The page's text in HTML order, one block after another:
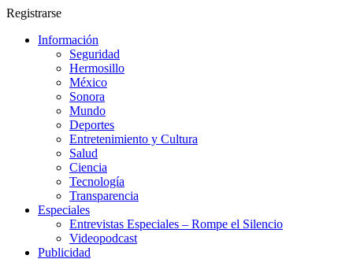
Registrarse
Información
Seguridad
Hermosillo
México
Sonora
Mundo
Deportes
Entretenimiento y Cultura
Salud
Ciencia
Tecnología
Transparencia
Especiales
Entrevistas Especiales – Rompe el Silencio
Videopodcast
Publicidad